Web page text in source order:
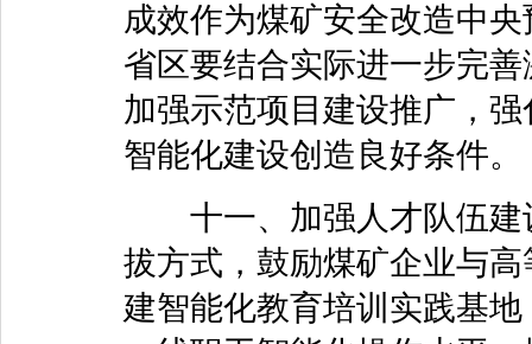
成效作为煤矿安全改造中
省区要结合实际进一步完
加强示范项目建设推广，
智能化建设创造良好条件。
十一、加强人才队伍建
拔方式，鼓励煤矿企业与
建智能化教育培训实践基